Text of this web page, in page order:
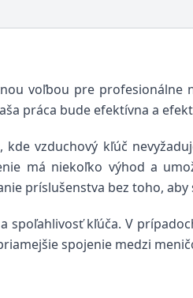
voľbou pre profesionálne
práca bude efektívna a
kde vzduchový kľúč
má niekoľko výhod a
príslušenstva bez toho,
spoľahlivosť kľúča. V
spojenie medzi